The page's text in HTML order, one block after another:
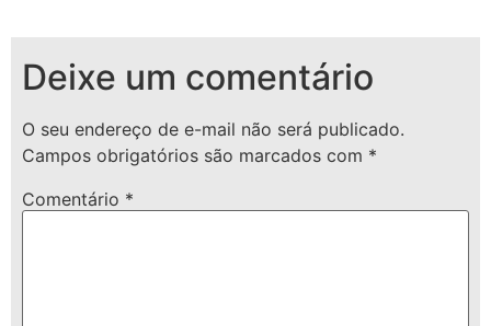
Deixe um comentário
O seu endereço de e-mail não será publicado.
Campos obrigatórios são marcados com *
Comentário *